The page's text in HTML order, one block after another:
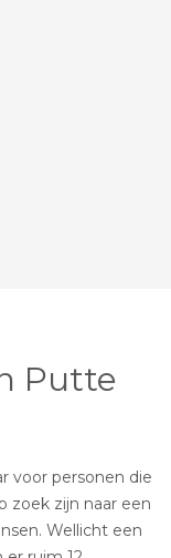
Putte
voor personen die
zoek zijn naar een
Wellicht een